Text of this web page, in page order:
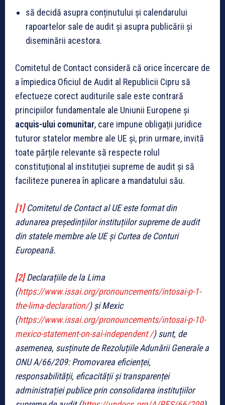
să decidă asupra conținutului și calendarului
rapoartelor sale de audit și asupra publicării și
diseminării acestora.
Comitetul de Contact consideră că orice încercare de
a împiedica Oficiul de Audit al Republicii Cipru să
efectueze corect auditurile sale este contrară
principiilor fundamentale ale Uniunii Europene și
acquis-ului comunitar, care impune obligații juridice
tuturor statelor membre ale UE și, prin urmare, invită
toate părțile relevante să respecte rolul
constituțional al instituției supreme de audit și să
faciliteze punerea în aplicare a mandatului său.
[1]Comitetul de Contact al UE este format din
adunarea președințiilor instituțiilor supreme de audit
din statele membre ale UE și Curtea de Conturi
Europeană.
[2]Declarațiile de la Lima
(https://www.issai.org/pronouncements/intosai-p-1-
the-lima-declaration/) și Mexic
(https://www.issai.org/pronouncements/intosai-p-10-
mexico-statement-on-sai-independent /) sunt, de
asemenea, susținute de Rezoluțiile Adunării Generale a
ONU A/66/209: Promovarea eficienței,
responsabilității, eficacității și transparenței
administrației publice prin consolidarea instituțiilor